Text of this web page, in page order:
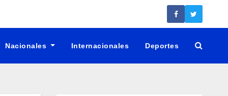
Nacionales Internacionales Deportes